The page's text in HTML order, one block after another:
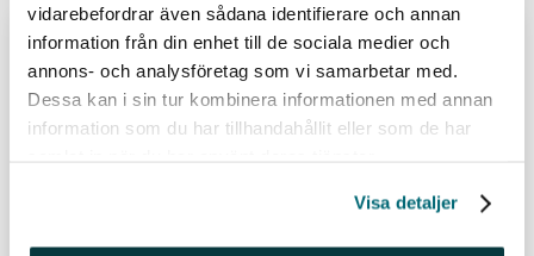
vidarebefordrar även sådana identifierare och annan
information från din enhet till de sociala medier och
annons- och analysföretag som vi samarbetar med.
Dessa kan i sin tur kombinera informationen med annan
information som du har tillhandahållit eller som de har
Visa detaljer
Av Avanza
Fastighetsexperten: nya
styrkebesked från branschen
Läs hela inlägget